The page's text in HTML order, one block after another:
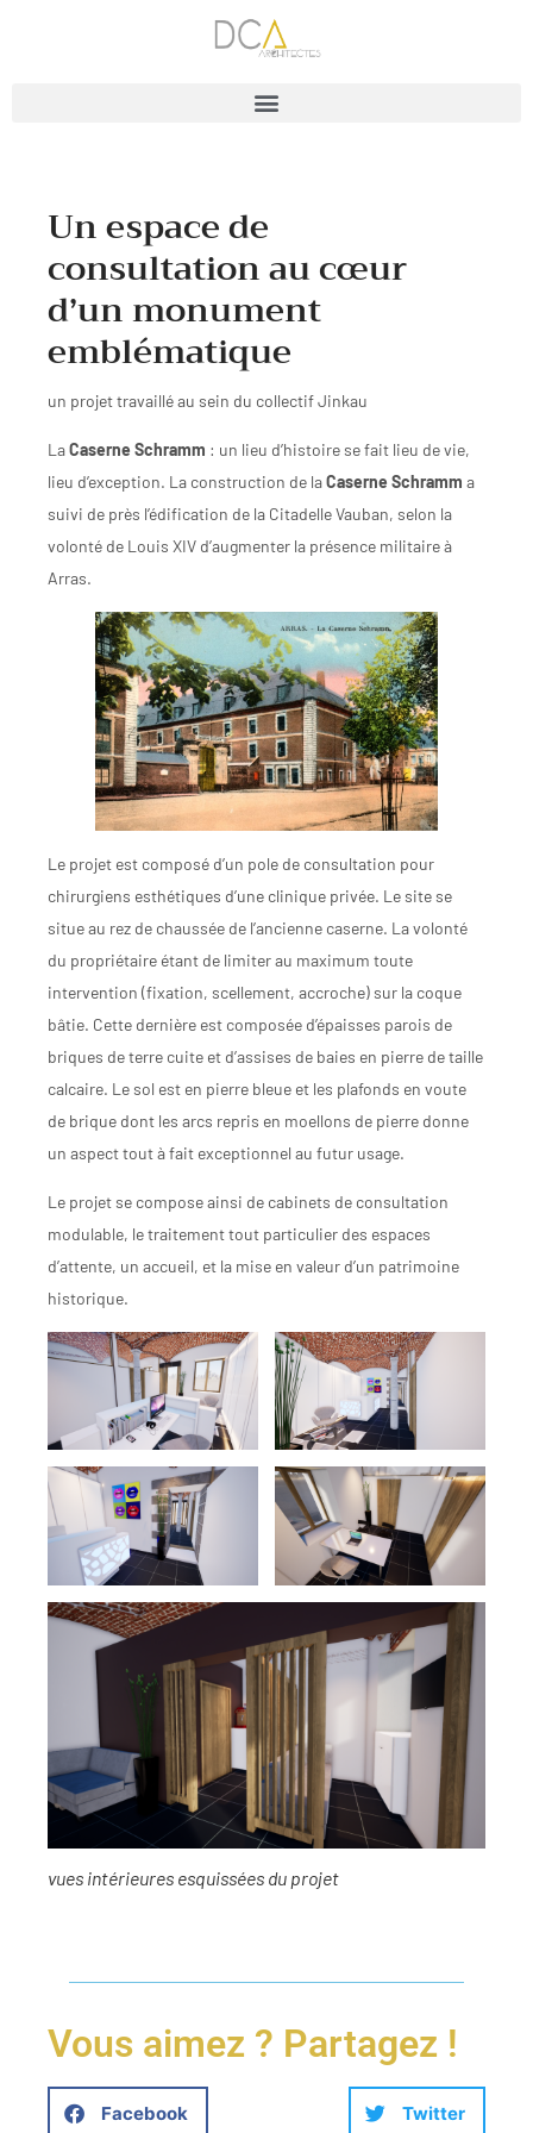
Un espace de
consultation au cœur
d’un monument
emblématique
un projet travaillé au sein du collectif Jinkau
LaCaserne Schramm : un lieu d’histoire se fait lieu de vie,
lieu d’exception. La construction de laCaserne Schramm a
suivi de près l’édification de la Citadelle Vauban, selon la
volonté de Louis XIV d’augmenter la présence militaire à
Arras.
Le projet est composé d’un pole de consultation pour
chirurgiens esthétiques d’une clinique privée. Le site se
situe au rez de chaussée de l’ancienne caserne. La volonté
du propriétaire étant de limiter au maximum toute
intervention (fixation, scellement, accroche) sur la coque
bâtie. Cette dernière est composée d’épaisses parois de
briques de terre cuite et d’assises de baies en pierre de taille
calcaire. Le sol est en pierre bleue et les plafonds en voute
de brique dont les arcs repris en moellons de pierre donne
un aspect tout à fait exceptionnel au futur usage.
Le projet se compose ainsi de cabinets de consultation
modulable, le traitement tout particulier des espaces
d’attente, un accueil, et la mise en valeur d’un patrimoine
historique.
vues intérieures esquissées du projet
Vous aimez ? Partagez !
Facebook Twitter